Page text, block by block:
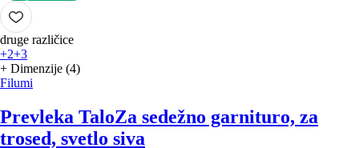
V KOŠARICO
druge različice
+2+3
+ Dimenzije (4)
Filumi
Prevleka TaloZa sedežno garnituro, za
trosed, svetlo siva